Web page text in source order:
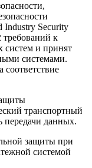
Industry Security
требований к
систем и принят
системами.
соответствие
транспортный
передачи данных.
защиты при
системой